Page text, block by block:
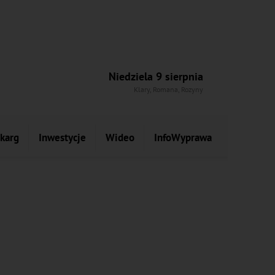
Niedziela 9 sierpnia
Klary, Romana, Rozyny
Inwestycje Wideo InfoWyprawa